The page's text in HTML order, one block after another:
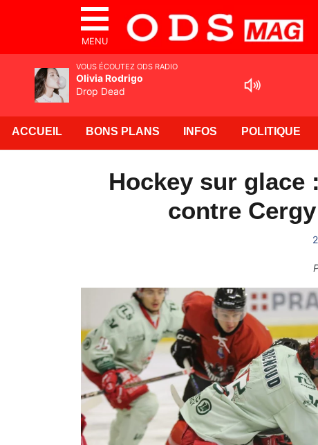
MENU
ACCUEIL BONS PLANS INFOS POLITIQUE
Hockey sur glace
contre
VOUS ÉCOUTEZ ODS RADIO
Olivia Rodrigo
Drop Dead